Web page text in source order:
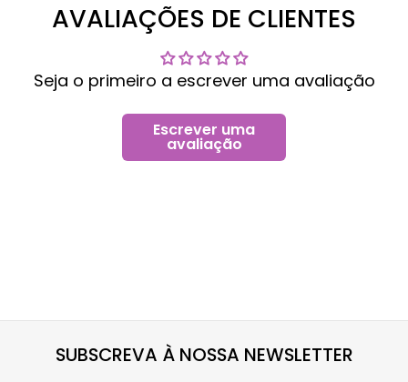
AVALIAÇÕES DE CLIENTES
Seja o primeiro a escrever uma avaliação
Escrever uma
avaliação
SUBSCREVA À NOSSA NEWSLETTER